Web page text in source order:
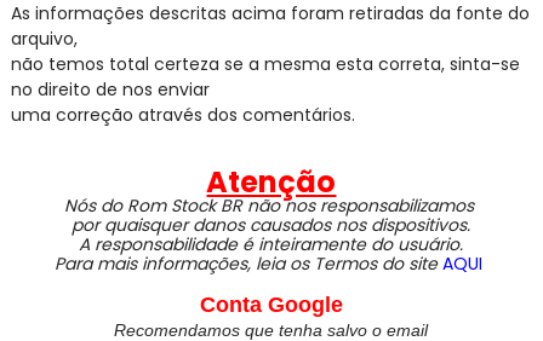
As informações descritas acima foram retiradas da fonte do
arquivo,
não temos total certeza se a mesma esta correta, sinta-se
no direito de nos enviar
uma correção através dos comentários.
Atenção
Nós do Rom Stock BR não nos responsabilizamos
por quaisquer danos causados nos dispositivos.
A responsabilidade é inteiramente do usuário.
Para mais informações, leia os Termos do site AQUI
Conta Google
Recomendamos que tenha salvo o email